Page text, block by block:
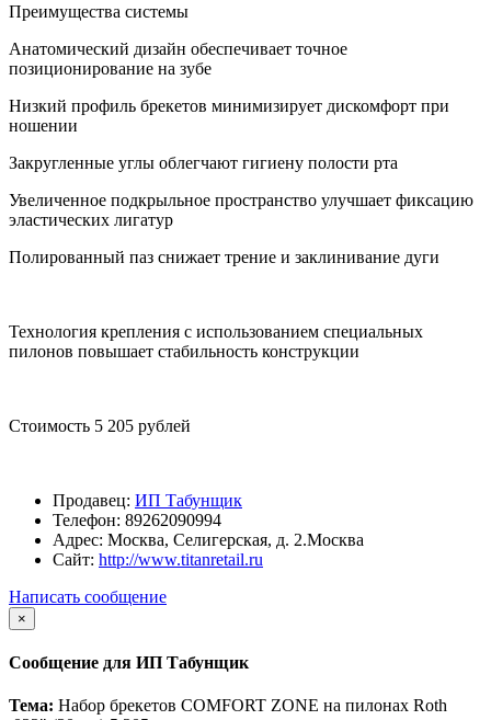
Преимущества системы
Анатомический дизайн обеспечивает точное
позиционирование на зубе
Низкий профиль брекетов минимизирует дискомфорт при
ношении
Закругленные углы облегчают гигиену полости рта
Увеличенное подкрыльное пространство улучшает фиксацию
эластических лигатур
Полированный паз снижает трение и заклинивание дуги
Технология крепления с использованием специальных
пилонов повышает стабильность конструкции
Стоимость 5 205 рублей
Продавец: ИП Табунщик
Телефон: 89262090994
Адрес: Москва, Селигерская, д. 2.Москва
Сайт: http://www.titanretail.ru
Написать сообщение
×
Сообщение для ИП Табунщик
Тема: Набор брекетов COMFORT ZONE на пилонах Roth